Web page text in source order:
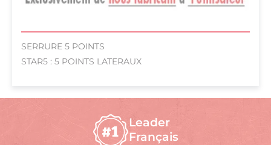
SERRURE 5 POINTS
STAR5 : 5 POINTS LATERAUX
Leader
Français